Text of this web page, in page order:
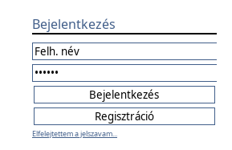
Bejelentkezés
Elfelejtettem a jelszavam...